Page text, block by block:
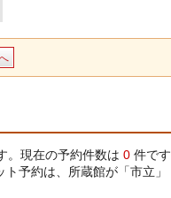
。現在の予約件数は 0 件です
予約は、所蔵館が「市立